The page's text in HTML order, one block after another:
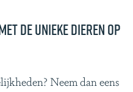
de unieke dieren op
Neem dan eens